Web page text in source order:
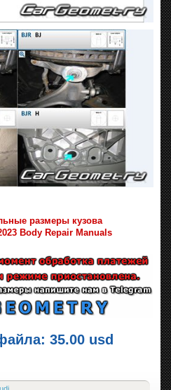
размеры кузова
Body Repair Manuals
35.00 usd